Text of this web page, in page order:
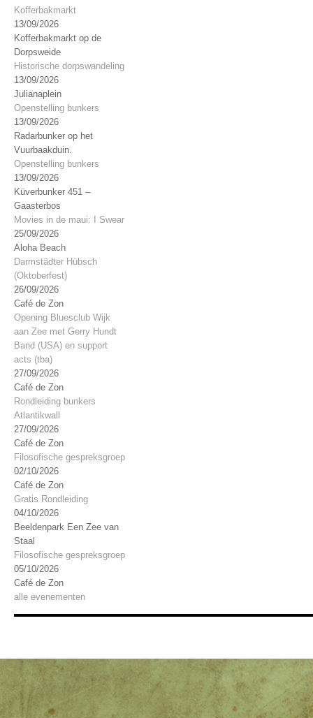
Kofferbakmarkt
13/09/2026
Kofferbakmarkt op de
Dorpsweide
Historische dorpswandeling
13/09/2026
Julianaplein
Openstelling bunkers
13/09/2026
Radarbunker op het
Vuurbaakduin.
Openstelling bunkers
13/09/2026
Küverbunker 451 –
Gaasterbos
Movies in de maui: I Swear
25/09/2026
Aloha Beach
Darmstädter Hübsch
(Oktoberfest)
26/09/2026
Café de Zon
Opening Bluesclub Wijk
aan Zee met Gerry Hundt
Band (USA) en support
acts (tba)
27/09/2026
Café de Zon
Rondleiding bunkers
Atlantikwall
27/09/2026
Café de Zon
Filosofische gespreksgroep
02/10/2026
Café de Zon
Gratis Rondleiding
04/10/2026
Beeldenpark Een Zee van
Staal
Filosofische gespreksgroep
05/10/2026
Café de Zon
alle evenementen